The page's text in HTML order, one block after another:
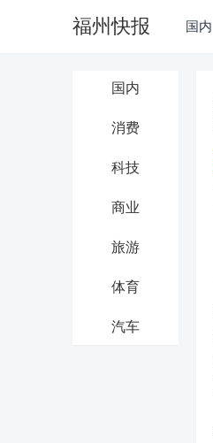
福州快报 国内
国内
消费
科技
商业
旅游
体育
汽车